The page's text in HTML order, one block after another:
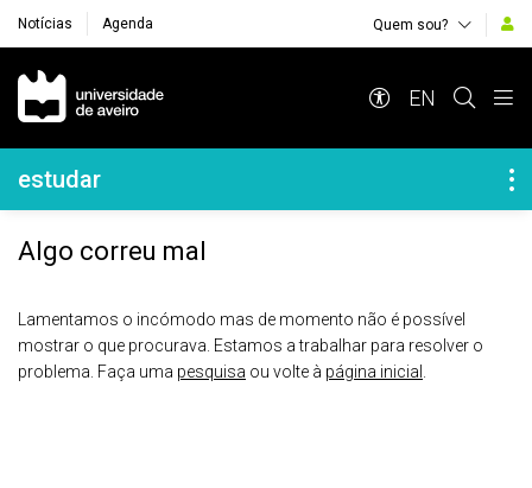
Notícias Agenda Quem sou?
Navegação Principal
EN
Navegação Lateral
estudar
Algo correu mal
Lamentamos o incómodo mas de momento não é possível
mostrar o que procurava. Estamos a trabalhar para resolver o
problema. Faça uma pesquisa ou volte à página inicial